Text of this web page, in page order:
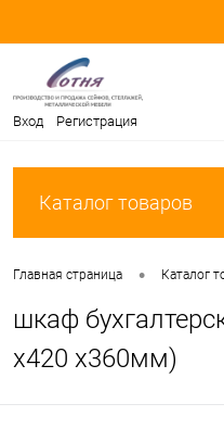
Вход Регистрация
Каталог товаров
Главная страница • Каталог
шкаф
х420 х360мм)